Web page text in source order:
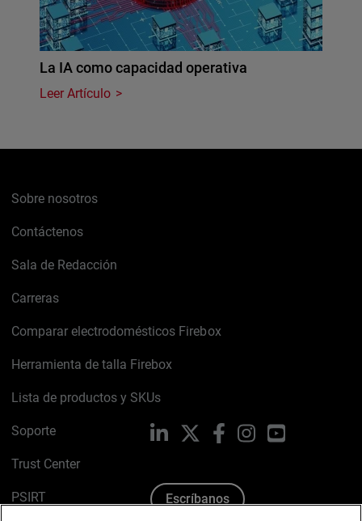
La IA como capacidad operativa
Leer Artículo
Sobre nosotros
Contáctenos
Sala de Redacción
Carreras
Comparar electrodomésticos Firebox
Herramienta de talla Firebox
Lista de productos y SKUs
Soporte
Trust Center
PSIRT
LinkedIn FacebookInstagramYouTube
Escríbanos